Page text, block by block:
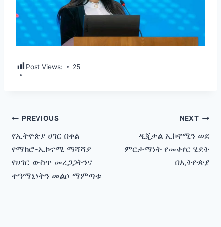
Post Views: 25
Post
navigation
PREVIOUS
የኢትዮጵያ ሀገር በቀል
የማክሮ-ኢኮኖሚ ማሻሻያ
የሀገር ውስጥ መረጋጋትንና
ተዓማኒነትን መልሶ ማምጣቱ
NEXT
ዲጂታል ኢኮኖሚን ወደ
ምርታማነት የመቀየር ሂደት
በኢትዮጵያ